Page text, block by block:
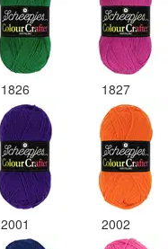
1826 1827
2001 2002